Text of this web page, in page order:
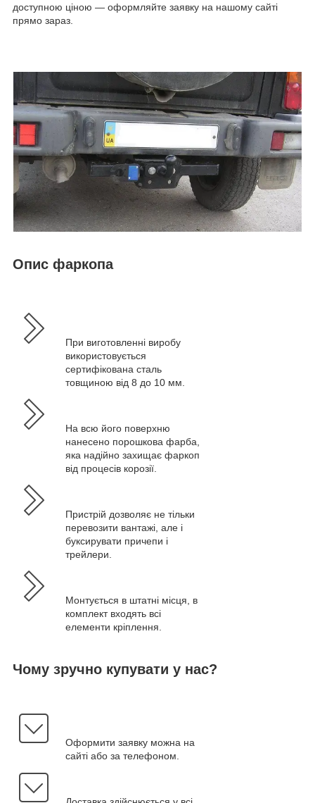
доступною ціною — оформляйте заявку на нашому сайті
прямо зараз.
Опис фаркопа
При виготовленні виробу
використовується
сертифікована сталь
товщиною від 8 до 10 мм.
На всю його поверхню
нанесено порошкова фарба,
яка надійно захищає фаркоп
від процесів корозії.
Пристрій дозволяє не тільки
перевозити вантажі, але і
буксирувати причепи і
трейлери.
Монтується в штатні місця, в
комплект входять всі
елементи кріплення.
Чому зручно купувати у нас?
Оформити заявку можна на
сайті або за телефоном.